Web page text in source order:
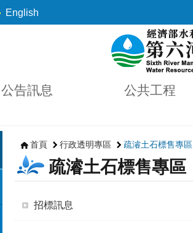
English
公告訊息 公共工程
首頁 行政透明專區 疏濬土石標售專區
疏濬土石標售專區
招標訊息